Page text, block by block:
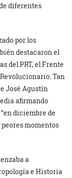
diferentes
por los
destacaron el
del PRT, el Frente
Tan
José Agustín
afirmando
diciembre de
momentos
a
e Historia